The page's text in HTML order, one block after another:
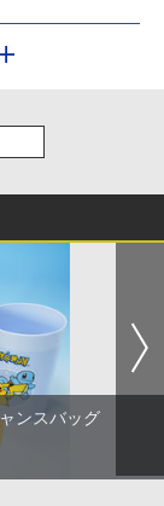
ンスバッグ